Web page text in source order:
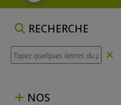
RECHERCHE
NOS